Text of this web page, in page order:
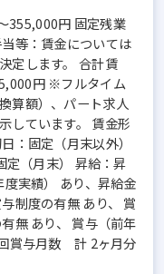
355,000円 固定残業
等：賃金については
定します。 合計賃
円 ※フルタイム
算額）、パート求人
しています。 賃金形
：固定（月末以外）
定（月末） 昇給：昇
実績） あり、昇給金
制度の有無 あり、 賞
無 あり、 賞与（前年
賞与月数 計 2ヶ月分